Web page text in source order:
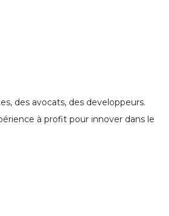
des avocats, des developpeurs.
à profit pour innover dans le